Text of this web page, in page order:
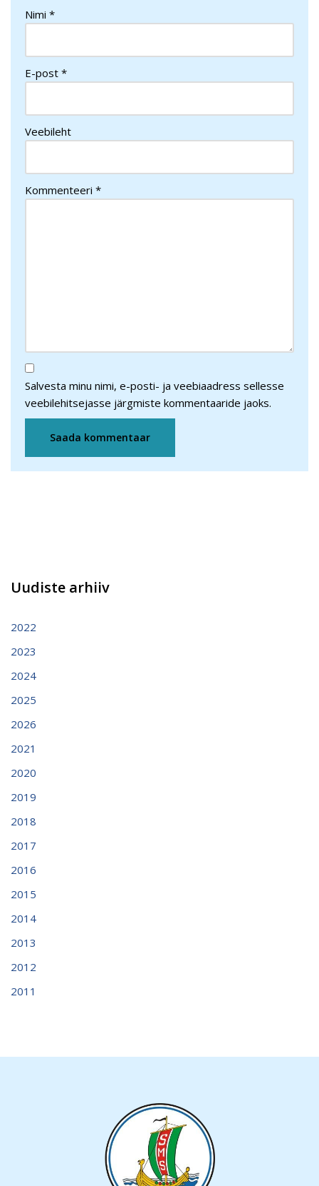
Nimi *
E-post *
Veebileht
Kommenteeri *
Salvesta minu nimi, e-posti- ja veebiaadress sellesse
veebilehitsejasse järgmiste kommentaaride jaoks.
Uudiste arhiiv
2022
2023
2024
2025
2026
2021
2020
2019
2018
2017
2016
2015
2014
2013
2012
2011